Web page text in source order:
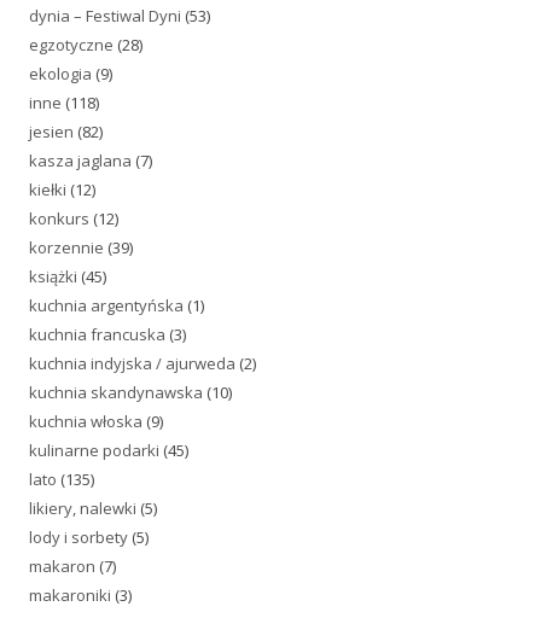
dynia – Festiwal Dyni (53)
egzotyczne (28)
ekologia (9)
inne (118)
jesien (82)
kasza jaglana (7)
kiełki (12)
konkurs (12)
korzennie (39)
książki (45)
kuchnia argentyńska (1)
kuchnia francuska (3)
kuchnia indyjska / ajurweda (2)
kuchnia skandynawska (10)
kuchnia włoska (9)
kulinarne podarki (45)
lato (135)
likiery, nalewki (5)
lody i sorbety (5)
makaron (7)
makaroniki (3)